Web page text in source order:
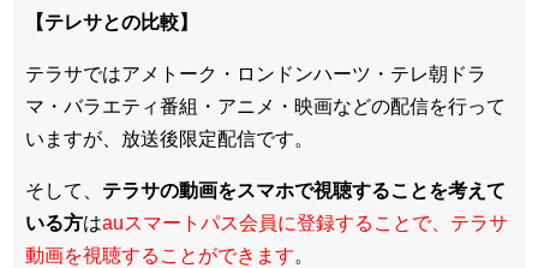
【テレサとの比較】
テラサではアメトーク・ロンドンハーツ・テレ朝ドラ
マ・バラエティ番組・アニメ・映画などの配信を行って
いますが、放送後限定配信です。
そして、 テラサの動画をスマホで視聴することを考えて
いる方はauスマートパス会員に登録することで、テラサ
動画を視聴することができます。